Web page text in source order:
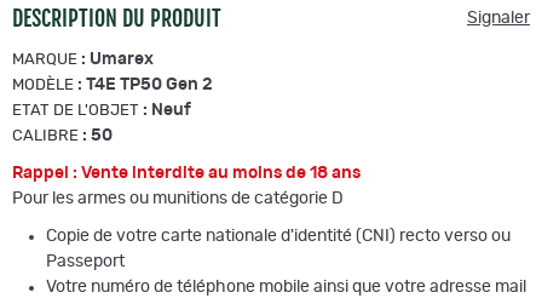
DESCRIPTION DU PRODUIT Signaler
MARQUE : Umarex
MODÈLE : T4E TP50 Gen 2
ETAT DE L'OBJET : Neuf
CALIBRE : 50
Rappel : Vente interdite au moins de 18 ans
Pour les armes ou munitions de catégorie D
Copie de votre carte nationale d'identité (CNI) recto verso ou
Passeport
Votre numéro de téléphone mobile ainsi que votre adresse mail